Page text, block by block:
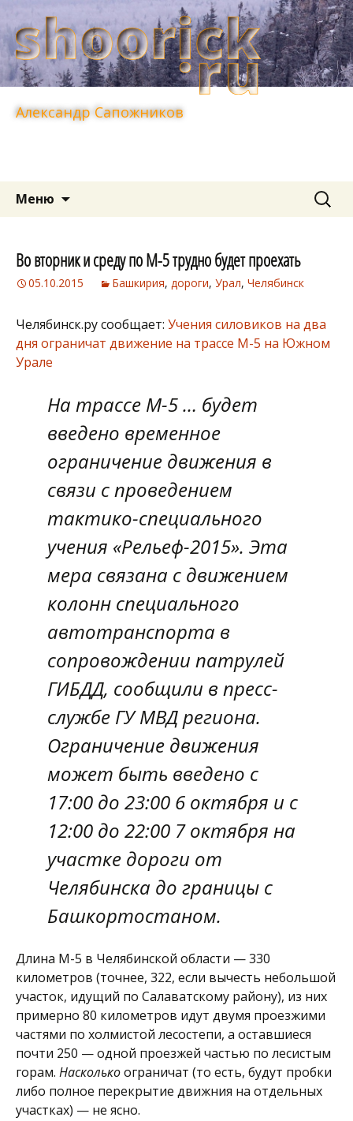
Александр Сапожников
Меню Найти:
Во вторник и среду по М-5 трудно будет проехать
05.10.2015 Башкирия, дороги, Урал, Челябинск
Челябинск.ру сообщает: Учения силовиков на два
дня ограничат движение на трассе М-5 на Южном
Урале
На трассе М-5 … будет
введено временное
ограничение движения в
связи с проведением
тактико-специального
учения «Рельеф-2015». Эта
мера связана с движением
колонн специального
автотранспорта в
сопровождении патрулей
ГИБДД, сообщили в пресс-
службе ГУ МВД региона.
Ограничение движения
может быть введено с
17:00 до 23:00 6 октября и с
12:00 до 22:00 7 октября на
участке дороги от
Челябинска до границы с
Башкортостаном.
Длина М-5 в Челябинской области — 330
километров (точнее, 322, если вычесть небольшой
участок, идущий по Салаватскому району), из них
примерно 80 километров идут двумя проезжими
частями по холмистой лесостепи, а оставшиеся
почти 250 — одной проезжей частью по лесистым
горам. Насколькоограничат (то есть, будут пробки
либо полное перекрытие движния на отдельных
участках) — не ясно.